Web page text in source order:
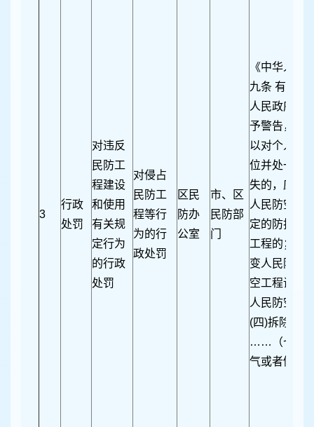
3
行政
处罚
对违反
民防工
程建设
和使用
有关规
定行为
的行政
处罚
对侵占
民防工
程等行
为的行
政处罚
区民
防办
公室
市、区
民防部
门
《中华人民
九条 有下列
人民政府人
予警告，并
以对个人并
位并处一万
失的，应当
人民防空工
定的防护标
工程的；（
变人民防空
空工程设备
人民防空工
(四)拆除人
……（七）
气或者倾倒